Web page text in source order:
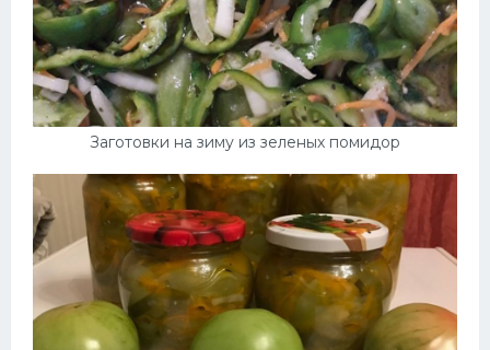
Заготовки на зиму из зеленых помидор